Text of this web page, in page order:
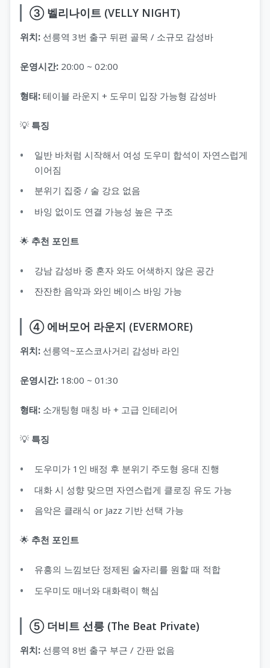
③ 벨리나이트 (VELLY NIGHT)
위치: 선릉역 3번 출구 뒤편 골목 / 소규모 감성바
운영시간: 20:00 ~ 02:00
형태: 테이블 라운지 + 도우미 입장 가능형 감성바
💡 특징
일반 바처럼 시작해서 여성 도우미 합석이 자연스럽게
이어짐
분위기 집중 / 술 강요 없음
바잉 없이도 연결 가능성 높은 구조
🌟 추천 포인트
강남 감성바 중 혼자 와도 어색하지 않은 공간
잔잔한 음악과 와인 베이스 바잉 가능
④ 에버모어 라운지 (EVERMORE)
위치: 선릉역~포스코사거리 감성바 라인
운영시간: 18:00 ~ 01:30
형태: 소개팅형 매칭 바 + 고급 인테리어
💡 특징
도우미가 1인 배정 후 분위기 주도형 응대 진행
대화 시 성향 맞으면 자연스럽게 클로징 유도 가능
음악은 클래식 or Jazz 기반 선택 가능
🌟 추천 포인트
유흥의 느낌보단 정제된 술자리를 원할 때 적합
도우미도 매너와 대화력이 핵심
⑤ 더비트 선릉 (The Beat Private)
위치: 선릉역 8번 출구 부근 / 간판 없음